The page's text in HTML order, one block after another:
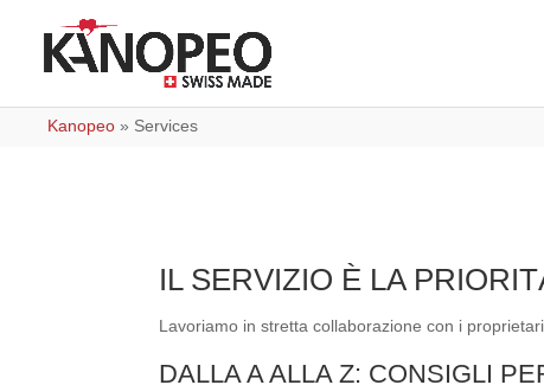
Kanopeo » Services
IL SERVIZIO È LA
Lavoriamo in stretta collaborazione con i
DALLA A ALLA Z: CONSIGLI